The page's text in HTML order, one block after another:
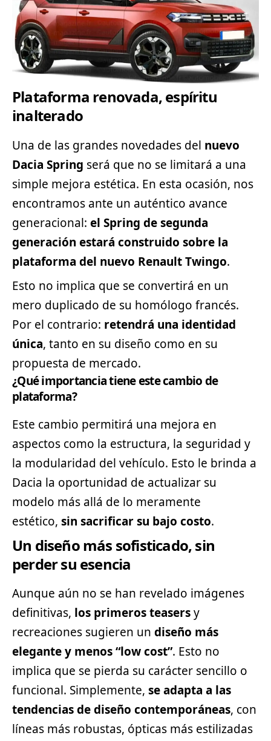
Plataforma renovada, espíritu
inalterado
Una de las grandes novedades del nuevo
Dacia Spring será que no se limitará a una
simple mejora estética. En esta ocasión, nos
encontramos ante un auténtico avance
generacional: el Spring de segunda
generación estará construido sobre la
plataforma del nuevo Renault Twingo.
Esto no implica que se convertirá en un
mero duplicado de su homólogo francés.
Por el contrario: retendrá una identidad
única, tanto en su diseño como en su
propuesta de mercado.
¿Qué importancia tiene este cambio de
plataforma?
Este cambio permitirá una mejora en
aspectos como la estructura, la seguridad y
la modularidad del vehículo. Esto le brinda a
Dacia la oportunidad de actualizar su
modelo más allá de lo meramente
estético, sin sacrificar su bajo costo.
Un diseño más sofisticado, sin
perder su esencia
Aunque aún no se han revelado imágenes
definitivas, los primeros teasersy
recreaciones sugieren un diseño más
elegante y menos “low cost”. Esto no
implica que se pierda su carácter sencillo o
funcional. Simplemente, se adapta a las
tendencias de diseño contemporáneas, con
líneas más robustas, ópticas más estilizadas